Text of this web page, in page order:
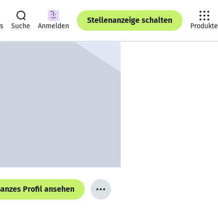
Suche Anmelden
Stellenanzeige schalten
Produkte
Profil ansehen